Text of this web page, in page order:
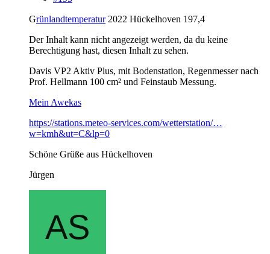
Grünlandtemperatur2022 Hückelhoven 197,4
Der Inhalt kann nicht angezeigt werden, da du keine
Berechtigung hast, diesen Inhalt zu sehen.
Davis VP2 Aktiv Plus, mit Bodenstation, Regenmesser nach
Prof. Hellmann 100 cm² und Feinstaub Messung.
Mein Awekas
https://stations.meteo-services.com/wetterstation/…
w=kmh&ut=C&lp=0
Schöne Grüße aus Hückelhoven
Jürgen